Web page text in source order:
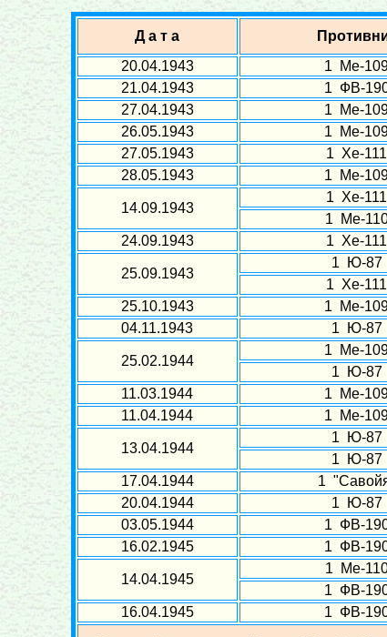
Д а т а
20.04.1943
1 Ме-
21.04.1943
1 ФВ-
27.04.1943
1 Ме-
26.05.1943
1 Ме-
27.05.1943
1 Хе-111
28.05.1943
1 Ме-
14.09.1943
1 Хе-111
1 Ме-
24.09.1943
1 Хе-111
25.09.1943
1 Ю-87
1 Хе-111
25.10.1943
1 Ме-
04.11.1943
1 Ю-87
25.02.1944
1 Ме-
1 Ю-87
11.03.1944
1 Ме-
11.04.1944
1 Ме-
13.04.1944
1 Ю-87
1 Ю-87
17.04.1944
1
20.04.1944
1 Ю-87
03.05.1944
1 ФВ-
16.02.1945
1 ФВ-
14.04.1945
1 Ме-
1 ФВ-
16.04.1945
1 ФВ-